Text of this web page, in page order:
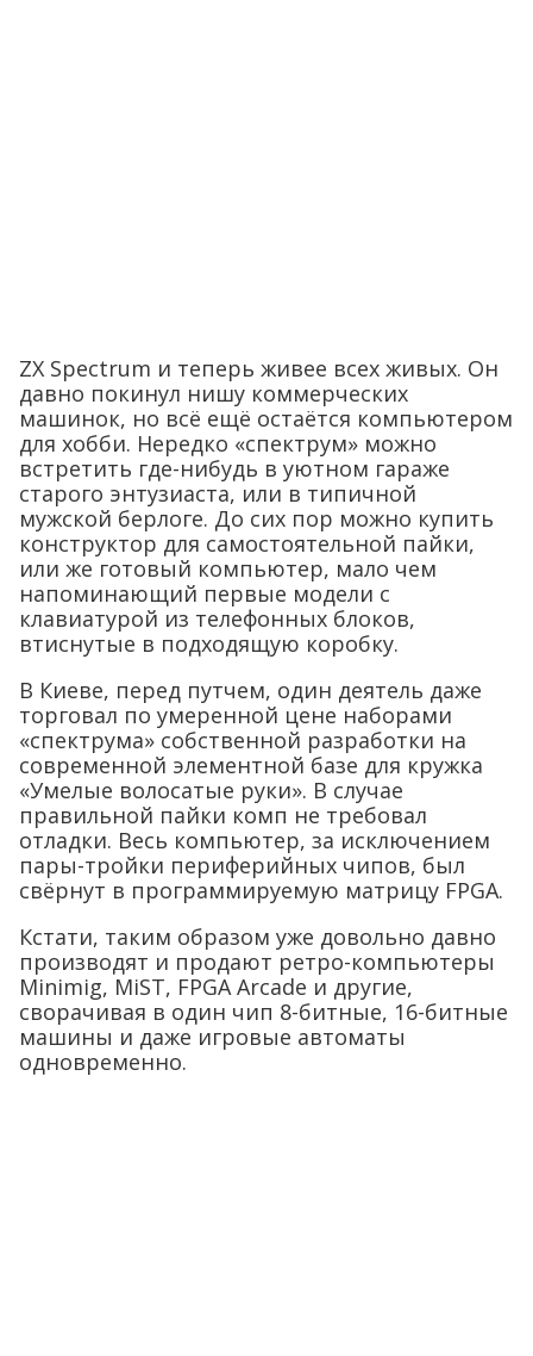
ZX Spectrum и теперь живее всех живых. Он
давно покинул нишу коммерческих
машинок, но всё ещё остаётся компьютером
для хобби. Нередко «спектрум» можно
встретить где-нибудь в уютном гараже
старого энтузиаста, или в типичной
мужской берлоге. До сих пор можно купить
конструктор для самостоятельной пайки,
или же готовый компьютер, мало чем
напоминающий первые модели с
клавиатурой из телефонных блоков,
втиснутые в подходящую коробку.
В Киеве, перед путчем, один деятель даже
торговал по умеренной цене наборами
«спектрума» собственной разработки на
современной элементной базе для кружка
«Умелые волосатые руки». В случае
правильной пайки комп не требовал
отладки. Весь компьютер, за исключением
пары-тройки периферийных чипов, был
свёрнут в программируемую матрицу FPGA.
Кстати, таким образом уже довольно давно
производят и продают ретро-компьютеры
Minimig, MiST, FPGA Arcade и другие,
сворачивая в один чип 8-битные, 16-битные
машины и даже игровые автоматы
одновременно.